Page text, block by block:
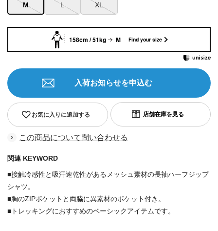
M L XL
お気に入りに追加する
入荷お知らせを申込む
この商品について問い合わせる
関連 KEYWORD
■接触冷感性と吸汗速乾性があるメッシュ素材の長袖ハーフジップ
シャツ。
■胸のZIPポケットと両脇に異素材のポケット付き。
■トレッキングにおすすめのベーシックアイテムです。
158cm / 51kg M Find your size